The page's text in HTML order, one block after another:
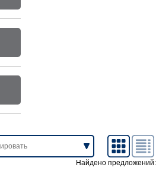
Найдено предложений: